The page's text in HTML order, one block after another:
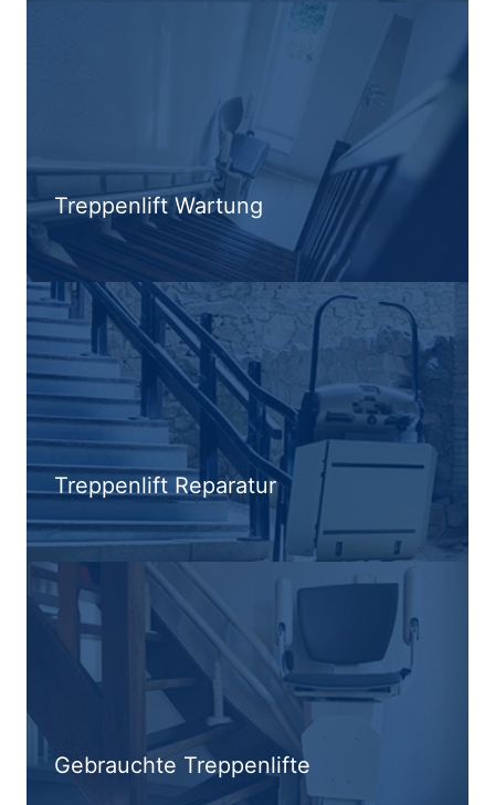
Treppenlift Wartung
Treppenlift Reparatur
Gebrauchte Treppenlifte